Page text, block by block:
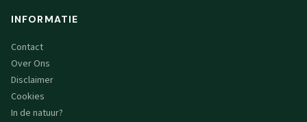
INFORMATIE
Contact
Over Ons
Disclaimer
Cookies
In de natuur?